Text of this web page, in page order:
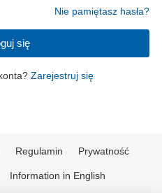
Nie pamiętasz hasła?
się
Zarejestruj się
Regulamin Prywatność
Information in English